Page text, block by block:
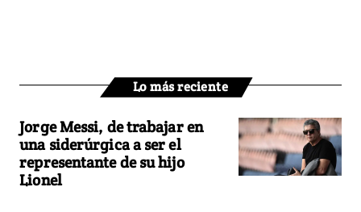
Lo más reciente
Jorge Messi, de trabajar en
una siderúrgica a ser el
representante de su hijo
Lionel